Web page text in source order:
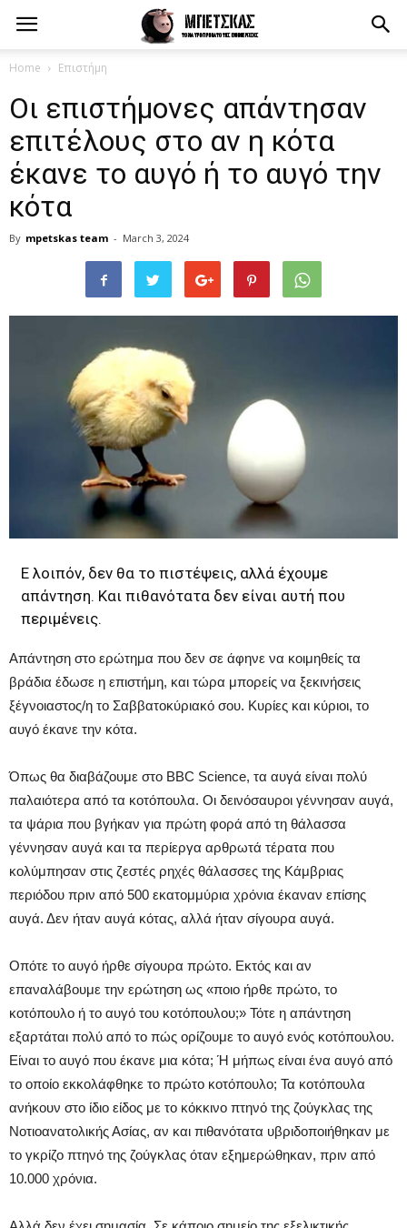
Home Επιστήμη
Οι επιστήμονες απάντησαν
επιτέλους στο αν η κότα
έκανε το αυγό ή το αυγό την
κότα
By mpetskas team - March 3, 2024
Ε λοιπόν, δεν θα το πιστέψεις, αλλά έχουμε
απάντηση. Και πιθανότατα δεν είναι αυτή που
περιμένεις.
Απάντηση στο ερώτημα που δεν σε άφηνε να κοιμηθείς τα
βράδια έδωσε η επιστήμη, και τώρα μπορείς να ξεκινήσεις
ξέγνοιαστος/η το Σαββατοκύριακό σου. Κυρίες και κύριοι, το
αυγό έκανε την κότα.
Όπως θα διαβάζουμε στο BBC Science, τα αυγά είναι πολύ
παλαιότερα από τα κοτόπουλα. Οι δεινόσαυροι γέννησαν αυγά,
τα ψάρια που βγήκαν για πρώτη φορά από τη θάλασσα
γέννησαν αυγά και τα περίεργα αρθρωτά τέρατα που
κολύμπησαν στις ζεστές ρηχές θάλασσες της Κάμβριας
περιόδου πριν από 500 εκατομμύρια χρόνια έκαναν επίσης
αυγά. Δεν ήταν αυγά κότας, αλλά ήταν σίγουρα αυγά.
Οπότε το αυγό ήρθε σίγουρα πρώτο. Εκτός και αν
επαναλάβουμε την ερώτηση ως «ποιο ήρθε πρώτο, το
κοτόπουλο ή το αυγό του κοτόπουλου;» Τότε η απάντηση
εξαρτάται πολύ από το πώς ορίζουμε το αυγό ενός κοτόπουλου.
Είναι το αυγό που έκανε μια κότα; Ή μήπως είναι ένα αυγό από
το οποίο εκκολάφθηκε το πρώτο κοτόπουλο; Τα κοτόπουλα
ανήκουν στο ίδιο είδος με το κόκκινο πτηνό της ζούγκλας της
Νοτιοανατολικής Ασίας, αν και πιθανότατα υβριδοποιήθηκαν με
το γκρίζο πτηνό της ζούγκλας όταν εξημερώθηκαν, πριν από
10.000 χρόνια.